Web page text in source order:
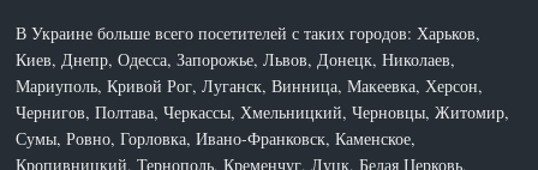
В Украине больше всего посетителей с таких городов: Харьков,
Киев, Днепр, Одесса, Запорожье, Львов, Донецк, Николаев,
Мариуполь, Кривой Рог, Луганск, Винница, Макеевка, Херсон,
Чернигов, Полтава, Черкассы, Хмельницкий, Черновцы, Житомир,
Сумы, Ровно, Горловка, Ивано-Франковск, Каменское,
Кропивницкий, Тернополь, Кременчуг, Луцк, Белая Церковь,